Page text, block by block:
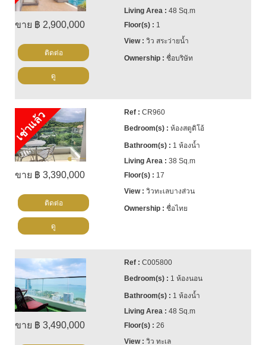
ขาย ฿ 2,900,000
48 Sq.m
1
วิว สระว่ายน้ำ
ชื่อบริษัท
ติดต่อ
ดู
เช่าแล้ว
ขาย ฿ 3,390,000
CR960
ห้องสตูดิโอ้
1 ห้องน้ำ
38 Sq.m
17
วิวทะเลบางส่วน
ชื่อไทย
ติดต่อ
ดู
ขาย ฿ 3,490,000
C005800
1 ห้องนอน
1 ห้องน้ำ
48 Sq.m
26
วิว ทะเล